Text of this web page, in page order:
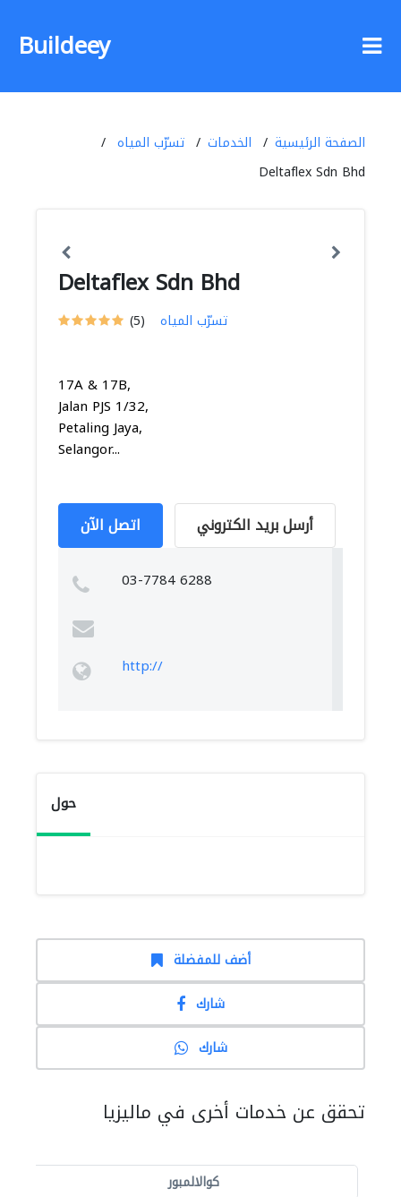
Buildeey
الصفحة الرئيسية الخدمات
تسرّب المياه
Deltaflex Sdn Bhd
Deltaflex Sdn Bhd
(5) تسرّب المياه
17A & 17B,
Jalan PJS 1/32,
Petaling Jaya,
Selangor...
اتصل الآن أرسل بريد الكتروني
03-7784 6288
http://
حول
أضف للمفضلة
شارك
شارك
تحقق عن خدمات أخرى في ماليزيا
كوالالمبور